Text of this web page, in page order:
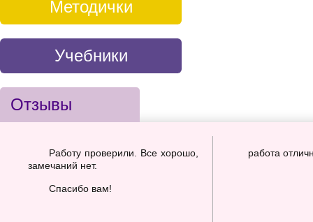
Методички
Учебники
Отзывы
Работу проверили. Все хорошо,
замечаний нет.
Спасибо вам!
работа